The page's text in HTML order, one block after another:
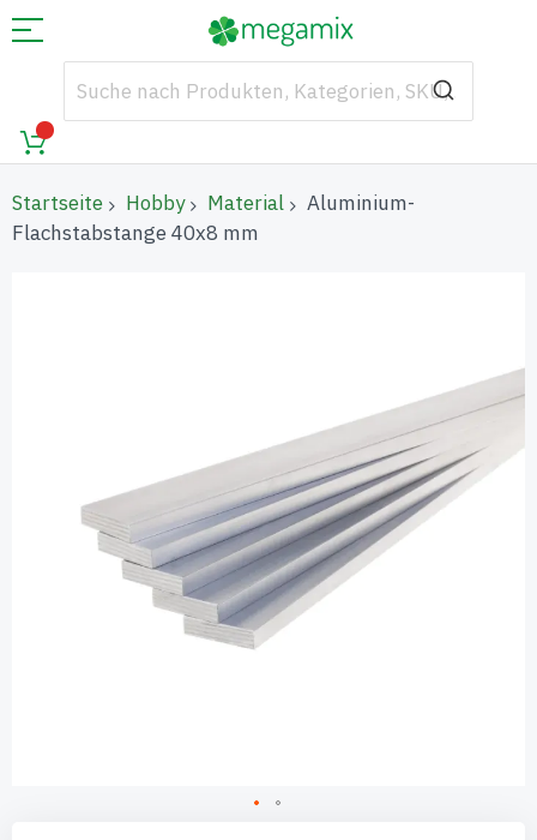
Startseite Hobby Material
Aluminium-
Flachstabstange 40x8 mm